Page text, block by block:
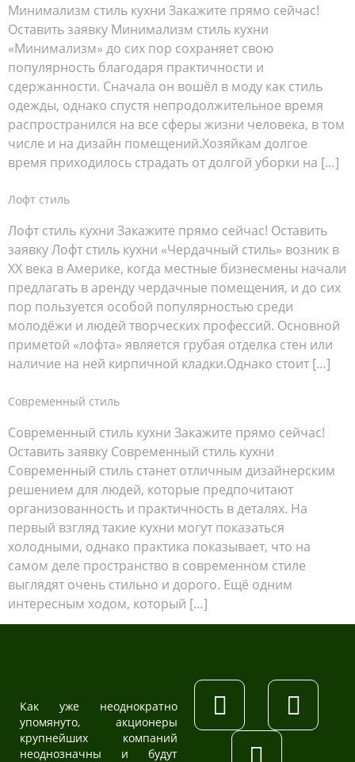
Минимализм стиль кухни Закажите прямо сейчас!
Оставить заявку Минимализм стиль кухни
«Минимализм» до сих пор сохраняет свою
популярность благодаря практичности и
сдержанности. Сначала он вошёл в моду как стиль
одежды, однако спустя непродолжительное время
распространился на все сферы жизни человека, в том
числе и на дизайн помещений.Хозяйкам долгое
время приходилось страдать от долгой уборки на […]
Лофт стиль
Лофт стиль кухни Закажите прямо сейчас! Оставить
заявку Лофт стиль кухни «Чердачный стиль» возник в
XX века в Америке, когда местные бизнесмены начали
предлагать в аренду чердачные помещения, и до сих
пор пользуется особой популярностью среди
молодёжи и людей творческих профессий. Основной
приметой «лофта» является грубая отделка стен или
наличие на ней кирпичной кладки.Однако стоит […]
Современный стиль
Современный стиль кухни Закажите прямо сейчас!
Оставить заявку Современный стиль кухни
Современный стиль станет отличным дизайнерским
решением для людей, которые предпочитают
организованность и практичность в деталях. На
первый взгляд такие кухни могут показаться
холодными, однако практика показывает, что на
самом деле пространство в современном стиле
выглядят очень стильно и дорого. Ещё одним
интересным ходом, который […]
Как уже неоднократно
упомянуто, акционеры
крупнейших компаний
неоднозначны и будут